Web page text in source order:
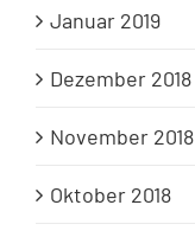
Januar 2019
Dezember 2018
November 2018
Oktober 2018